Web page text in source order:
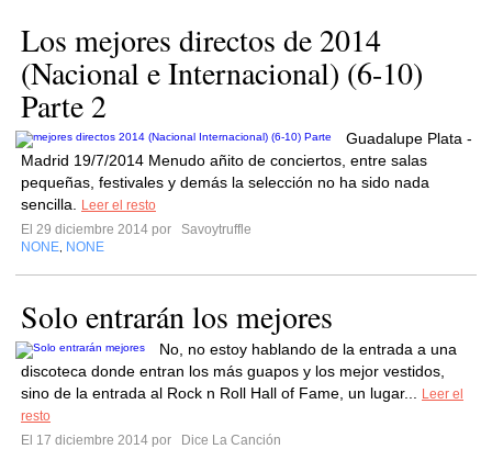
Los mejores directos de 2014
(Nacional e Internacional) (6-10)
Parte 2
Guadalupe Plata -
Madrid 19/7/2014 Menudo añito de conciertos, entre salas
pequeñas, festivales y demás la selección no ha sido nada
sencilla.
Leer el resto
El 29 diciembre 2014 por
Savoytruffle
NONE NONE
Solo entrarán los mejores
No, no estoy hablando de la entrada a una
discoteca donde entran los más guapos y los mejor vestidos,
sino de la entrada al Rock n Roll Hall of Fame, un lugar...
Leer el
resto
El 17 diciembre 2014 por
Dice La Canción